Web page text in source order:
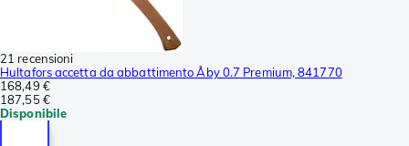
21 recensioni
Hultafors accetta da abbattimento Åby 0.7 Premium, 841770
168,49 €
187,55 €
Disponibile